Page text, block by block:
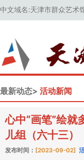
中文域名:天津市群众艺术
最新动态> 活动新闻
心中“画笔”绘就
儿组（六十三）
发布时间： [2023-09-02]